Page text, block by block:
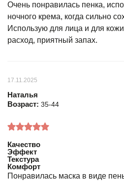
Очень понравилась пенка,
ночного крема, когда сильно
Использую для лица и для
расход, приятный запах.
17.11.2025
Наталья
Возраст: 35-44
Качество
Эффект
Текстура
Комфорт
Понравилась маска в виде